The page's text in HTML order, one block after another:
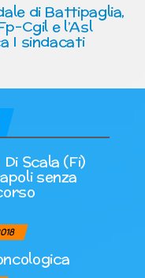
di Battipaglia,
Cgil e l’Asl
I sindacati
Scala (Fi)
senza